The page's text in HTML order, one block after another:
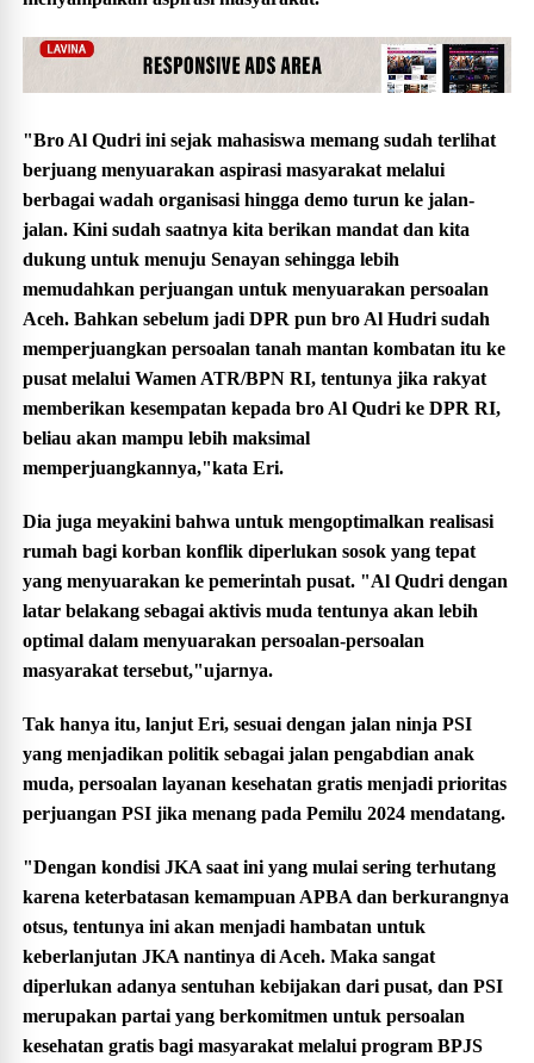
"Bro Al Qudri ini sejak mahasiswa memang sudah terlihat
berjuang menyuarakan aspirasi masyarakat melalui
berbagai wadah organisasi hingga demo turun ke jalan-
jalan. Kini sudah saatnya kita berikan mandat dan kita
dukung untuk menuju Senayan sehingga lebih
memudahkan perjuangan untuk menyuarakan persoalan
Aceh. Bahkan sebelum jadi DPR pun bro Al Hudri sudah
memperjuangkan persoalan tanah mantan kombatan itu ke
pusat melalui Wamen ATR/BPN RI, tentunya jika rakyat
memberikan kesempatan kepada bro Al Qudri ke DPR RI,
beliau akan mampu lebih maksimal
memperjuangkannya,"kata Eri.
Dia juga meyakini bahwa untuk mengoptimalkan realisasi
rumah bagi korban konflik diperlukan sosok yang tepat
yang menyuarakan ke pemerintah pusat. "Al Qudri dengan
latar belakang sebagai aktivis muda tentunya akan lebih
optimal dalam menyuarakan persoalan-persoalan
masyarakat tersebut,"ujarnya.
Tak hanya itu, lanjut Eri, sesuai dengan jalan ninja PSI
yang menjadikan politik sebagai jalan pengabdian anak
muda, persoalan layanan kesehatan gratis menjadi prioritas
perjuangan PSI jika menang pada Pemilu 2024 mendatang.
"Dengan kondisi JKA saat ini yang mulai sering terhutang
karena keterbatasan kemampuan APBA dan berkurangnya
otsus, tentunya ini akan menjadi hambatan untuk
keberlanjutan JKA nantinya di Aceh. Maka sangat
diperlukan adanya sentuhan kebijakan dari pusat, dan PSI
merupakan partai yang berkomitmen untuk persoalan
kesehatan gratis bagi masyarakat melalui program BPJS